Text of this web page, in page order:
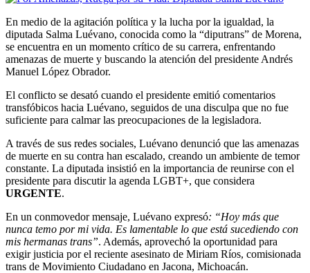
En medio de la agitación política y la lucha por la igualdad, la
diputada Salma Luévano, conocida como la “diputrans” de Morena,
se encuentra en un momento crítico de su carrera, enfrentando
amenazas de muerte y buscando la atención del presidente Andrés
Manuel López Obrador.
El conflicto se desató cuando el presidente emitió comentarios
transfóbicos hacia Luévano, seguidos de una disculpa que no fue
suficiente para calmar las preocupaciones de la legisladora.
A través de sus redes sociales, Luévano denunció que las amenazas
de muerte en su contra han escalado, creando un ambiente de temor
constante. La diputada insistió en la importancia de reunirse con el
presidente para discutir la agenda LGBT+, que considera
URGENTE.
En un conmovedor mensaje, Luévano expresó: “Hoy más que
nunca temo por mi vida. Es lamentable lo que está sucediendo con
mis hermanas trans”. Además, aprovechó la oportunidad para
exigir justicia por el reciente asesinato de Miriam Ríos, comisionada
trans de Movimiento Ciudadano en Jacona, Michoacán.